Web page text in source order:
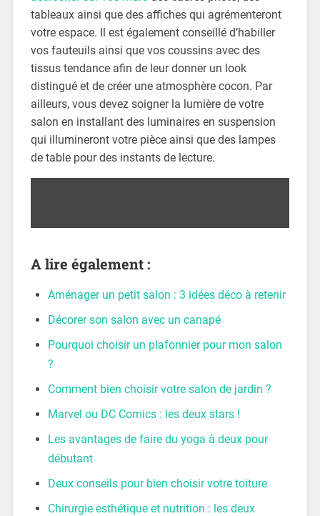
tableaux ainsi que des affiches qui agrémenteront
votre espace. Il est également conseillé d’habiller
vos fauteuils ainsi que vos coussins avec des
tissus tendance afin de leur donner un look
distingué et de créer une atmosphère cocon. Par
ailleurs, vous devez soigner la lumière de votre
salon en installant des luminaires en suspension
qui illumineront votre pièce ainsi que des lampes
de table pour des instants de lecture.
A lire également :
Aménager un petit salon : 3 idées déco à retenir
Décorer son salon avec un canapé
Pourquoi choisir un plafonnier pour mon salon
?
Comment bien choisir votre salon de jardin ?
Marvel ou DC Comics : les deux stars !
Les avantages de faire du yoga à deux pour
débutant
Deux conseils pour bien choisir votre toiture
Chirurgie esthétique et nutrition : les deux